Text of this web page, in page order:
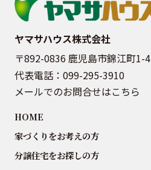
ヤマサハウス株式会社
〒892-0836 鹿児島市錦江町1-4
代表電話： 099-295-3910
メールでのお問合せはこちら
HOME
家づくりをお考えの方
分譲住宅をお探しの方